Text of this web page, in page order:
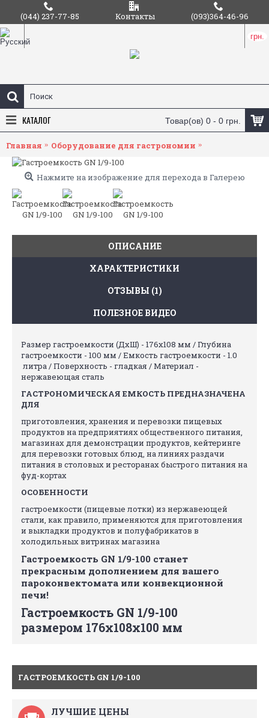
(044) 237-77-85 Контакты (093)364-46-96
грн.
Товар(ов) 0 - 0 грн.
КАТАЛОГ
Главная Оборудование для гастрономии
Нажмите на изображение для перехода в Галерею
ОПИСАНИЕ
ХАРАКТЕРИСТИКИ
ОТЗЫВЫ (1)
ПОЛЕЗНОЕ ВИДЕО
Размер гастроемкости (ДхШ) - 176х108 мм / Глубина
гастроемкости - 100 мм / Емкость гастроемкости - 1.0
литра / Поверхность - гладкая / Материал -
нержавеющая сталь
ГАСТРОНОМИЧЕСКАЯ ЕМКОСТЬ ПРЕДНАЗНАЧЕНА
ДЛЯ
приготовления, хранения и перевозки пищевых
продуктов на предприятиях общественного питания,
магазинах для демонстрации продуктов, кейтеринге
для перевозки готовых блюд, на линиях раздачи
питания в столовых и ресторанах быстрого питания на
фуд-кортах
ОСОБЕННОСТИ
гастроемкости (пищевые лотки) из нержавеющей
стали, как правило, применяются для приготовления
и выкладки продуктов и полуфабрикатов в
холодильных витринах магазина
Гастроемкость GN 1/9-100 станет
прекрасным дополнением для вашего
пароконвектомата или конвекционной
печи!
Гастроемкость GN 1/9-100
размером 176х108х100 мм
ГАСТРОЕМКОСТЬ GN 1/9-100
ЛУЧШИЕ ЦЕНЫ